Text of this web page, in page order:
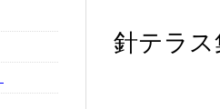
針テラ